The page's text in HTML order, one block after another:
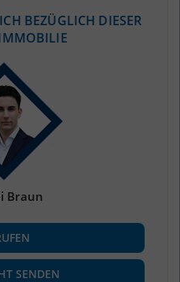
667.428
BEZÜGLICH DIESER
Braun
SENDEN